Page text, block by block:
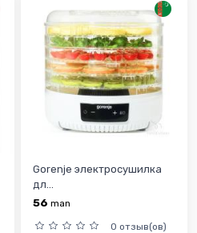
Gorenje электросушилка
дл...
56 man
0 отзыв(ов)